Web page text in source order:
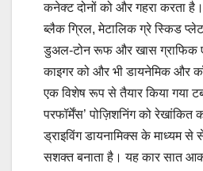
कनेक्ट दोनों को और गहरा करता
ब्लैक ग्रिल, मेटालिक ग्रे स्किड प्लेट,
डुअल-टोन रूफ और खास ग्राफिक
काइगर को और भी डायनेमिक और
एक विशेष रूप से तैयार किया गया
परफॉर्मेंस’ पोज़िशनिंग को रेखांकित
ड्राइविंग डायनामिक्स के माध्यम
सशक्त बनाता है। यह कार सात